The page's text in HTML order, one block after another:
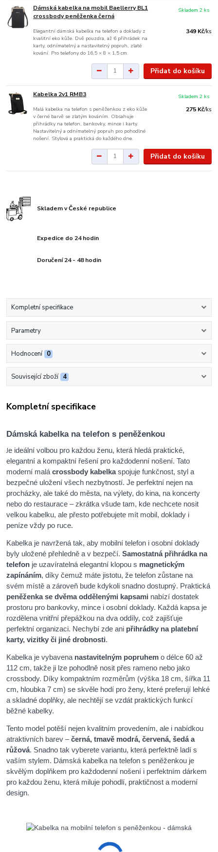
Dámská kabelka na mobil Baellerry BL1
crossbody peněženka černá
Elegantní dámská kabelka na telefon a doklady z
kvalitní eko kůže. Dvě pouzdra, až 6 přihrádek na
karty, odnímatelný a nastavitelný popruh, zlaté
kování. Pro telefony do 16,5 × 8 × 1,5 cm.
349 Kč/ks
Skladem 2 ks
Přidat do košíku
Kabelka 2v1 RMB3
Malá kabelka na telefon s peněženkou z eko kůže
v černé barvě se zlatým kováním. Obsahuje
přihrádky na telefon, bankovky, mince i karty.
Nastavitelný a odnímatelný popruh pro pohodlné
nošení. Stylová a praktická do každého dne.
275 Kč/ks
Skladem 2 ks
Přidat do košíku
Skladem v České republice
Expedice do 24 hodin
Doručení 24 - 48 hodin
Kompletní specifikace
Parametry
Hodnocení 0
Související zboží 4
Kompletní specifikace
Dámská kabelka na telefon s peněženkou
Je ideální volbou pro každou ženu, která hledá praktické,
elegantní a kompaktní řešení pro každodenní nošení. Tato
moderní malácrossbody kabelkaspojuje funkčnost, styl a
bezpečné uložení všech nezbytností. Je perfektní nejen na
procházky, ale také do města, na výlety, do kina, na koncerty
nebo do restaurace – zkrátka všude tam, kde nechcete nosit
velkou kabelku, ale přesto potřebujete mít mobil, doklady i
peníze vždy po ruce.
Kabelka je navržená tak, aby mobilní telefon i osobní doklady
byly uložené přehledně a v bezpečí.Samostatná přihrádka na
telefon je uzavíratelná elegantní klopou s magnetickým
zapínáním, díky čemuž máte jistotu, že telefon zůstane na
svém místě a zároveň bude kdykoli snadno dostupný. Praktická
peněženka se dvěma oddělenými kapsami nabízí dostatek
prostoru pro bankovky, mince i osobní doklady. Každá kapsa je
rozdělena vnitřní přepážkou na dva oddíly, což zajišťuje
perfektní organizaci. Nechybí zde ani přihrádky na platební
karty, vizitky či jiné drobnosti.
Kabelka je vybavena nastavitelným popruhem o délce 60 až
112 cm, takže ji lze pohodlně nosit přes rameno nebo jako
crossbody. Díky kompaktním rozměrům (výška 18 cm, šířka 11
cm, hloubka 7 cm) se skvěle hodí pro ženy, které preferují lehké
a skladné doplňky, ale nechtějí se vzdát praktických funkcí
běžné kabelky.
Tento model potěší nejen kvalitním provedením, ale i nabídkou
atraktivních barev –černá, tmavě modrá, červená, šedá a
růžová. Snadno tak vyberete variantu, která perfektně ladí s
vaším stylem. Dámská kabelka na telefon s peněženkou je
skvělým doplňkem pro každodenní nošení i perfektním dárkem
pro každou ženu, která miluje pohodlí, praktičnost a moderní
design.